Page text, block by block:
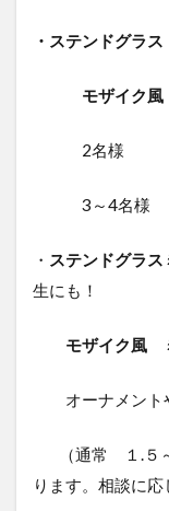
・ステンドグ
モザイク
2名様 3.5
3～4名様
・ ステンドグラス
生にも！
モザイク風
オーナメント
（通常 １.５～
ります。相談